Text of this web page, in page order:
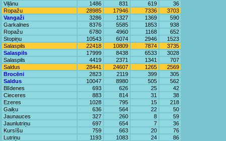
Viļānu
1486 831 619
36
Ropažu
28985 17946 7336
3703
Vangaži
3286 1327 1369
590
Garkalnes
8376 5585 1853
938
Ropažu
6780 4960 1168
652
Stopiņu
10543 6074 2946
1523
Salaspils
22418 10809 7874
3735
Salaspils
17999 8438 6533
3028
Salaspils
4419 2371 1341
707
Saldus
28441 24607 1265
2569
Brocēni
2823 2119 399
305
Saldus
10047 8980 505
562
Blīdenes
693 626 25
42
Cieceres
883 814 31
38
Ezeres
1028 795 15
218
Gaiķu
636 564 22
50
Jaunauces
327 260 8
59
Jaunlutriņu
697 654 7
36
Kursīšu
759 663 20
76
Lutriņu
1193 1083 24
86